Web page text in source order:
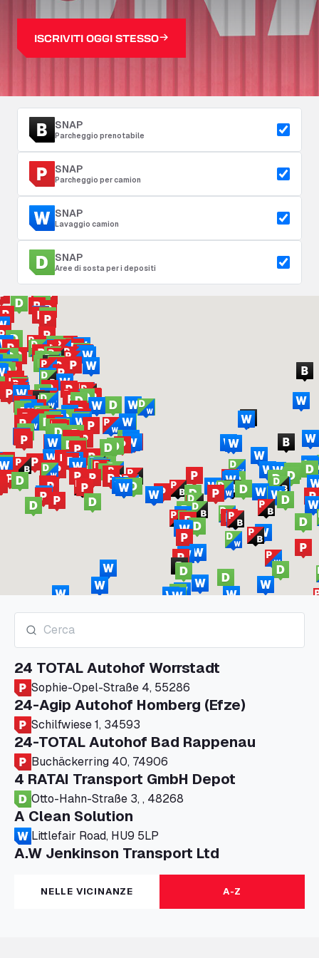
ISCRIVITI OGGI STESSO
SNAP
Parcheggio prenotabile
SNAP
Parcheggio per camion
SNAP
Lavaggio camion
SNAP
Aree di sosta per i depositi
24 TOTAL Autohof Worrstadt
Sophie-Opel-Straße 4, 55286
24-Agip Autohof Homberg (Efze)
Schilfwiese 1, 34593
24-TOTAL Autohof Bad Rappenau
Buchäckerring 40, 74906
4 RATAI Transport GmbH Depot
Otto-Hahn-Straße 3, , 48268
A Clean Solution
Littlefair Road, HU9 5LP
A.W Jenkinson Transport Ltd
Progress House, ME11 5GA
A+G Nettetal - Depot Parking
Am Panneschopp 7, 41334
NELLE VICINANZE A-Z